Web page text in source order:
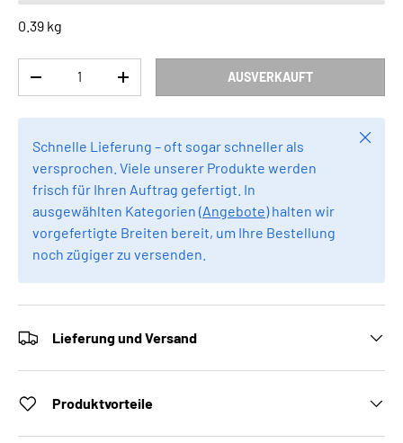
0.39 kg
MENGE VERRINGERNMENGE ERHÖHEN AUSVERKAUFT
Schnelle Lieferung – oft sogar schneller als
versprochen. Viele unserer Produkte werden
frisch für Ihren Auftrag gefertigt. In
ausgewählten Kategorien (Angebote) halten wir
vorgefertigte Breiten bereit, um Ihre Bestellung
noch zügiger zu versenden.
Lieferung und Versand
Produktvorteile